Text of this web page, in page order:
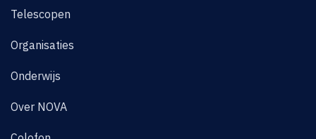
Telescopen
Organisaties
Onderwijs
Over NOVA